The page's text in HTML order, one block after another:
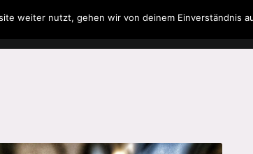
& Serien Musik Spielzeug Literatur
weiter nutzt, gehen wir von deinem Einverständnis